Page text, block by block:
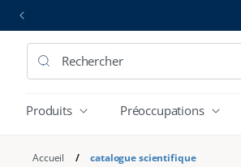
passer
au
contenu
Rechercher
Produits Préoccupations
Accueil / catalogue scientifique